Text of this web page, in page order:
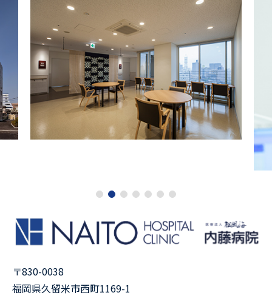
1 2 3 4 5 6 7
〒830-0038
福岡県久留米市西町1169-1